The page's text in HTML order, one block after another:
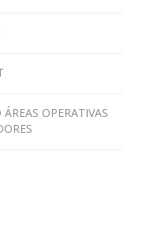
OPERATIVAS